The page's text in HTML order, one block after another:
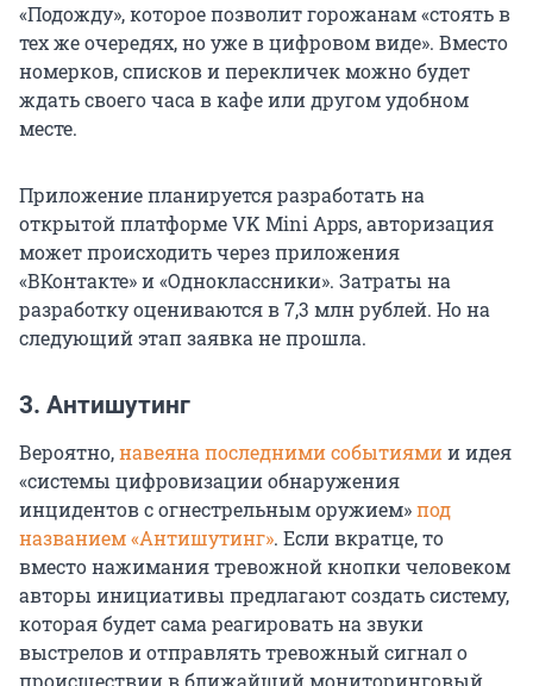
«Подожду», которое позволит горожанам «стоять в
тех же очередях, но уже в цифровом виде». Вместо
номерков, списков и перекличек можно будет
ждать своего часа в кафе или другом удобном
месте.
Приложение планируется разработать на
открытой платформе VK Mini Apps, авторизация
может происходить через приложения
«ВКонтакте» и «Одноклассники». Затраты на
разработку оцениваются в 7,3 млн рублей. Но на
следующий этап заявка не прошла.
3. Антишутинг
Вероятно,навеяна последними событиямии идея
«системы цифровизации обнаружения
инцидентов с огнестрельным оружием»под
названием «Антишутинг». Если вкратце, то
вместо нажимания тревожной кнопки человеком
авторы инициативы предлагают создать систему,
которая будет сама реагировать на звуки
выстрелов и отправлять тревожный сигнал о
происшествии в ближайший мониторинговый